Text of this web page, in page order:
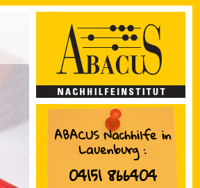
ABACUS Nachhilfe in
Lauenburg:
04151 866404